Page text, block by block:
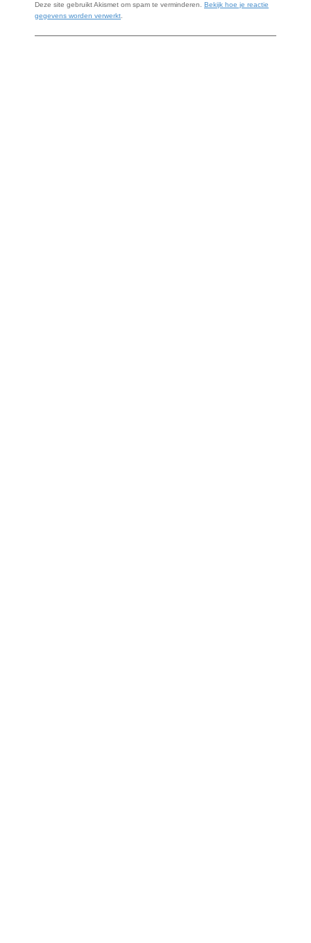
Deze site gebruikt Akismet om spam te verminderen. Bekijk hoe je reactie
gegevens worden verwerkt